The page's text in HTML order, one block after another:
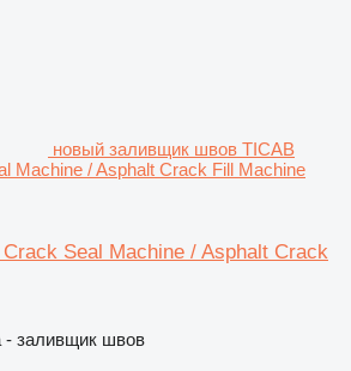
новый заливщик швов TICAB
Machine / Asphalt Crack Fill Machine
Seal Machine / Asphalt Crack
- заливщик швов